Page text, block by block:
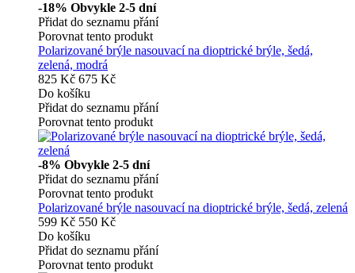
-18% Obvykle 2-5 dní
Přidat do seznamu přání
Porovnat tento produkt
Polarizované brýle nasouvací na dioptrické brýle, šedá,
zelená, modrá
825 Kč 675 Kč
Do košíku
Přidat do seznamu přání
Porovnat tento produkt
-8% Obvykle 2-5 dní
Přidat do seznamu přání
Porovnat tento produkt
Polarizované brýle nasouvací na dioptrické brýle, šedá, zelená
599 Kč 550 Kč
Do košíku
Přidat do seznamu přání
Porovnat tento produkt